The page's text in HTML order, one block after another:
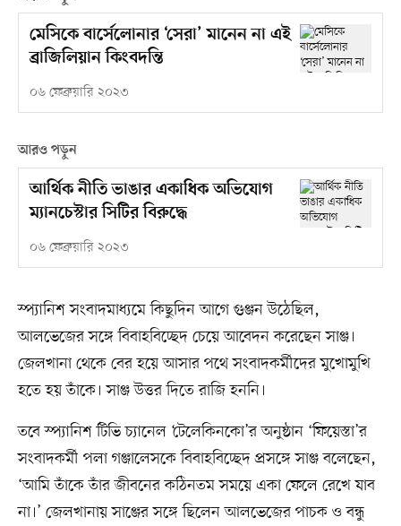
মেসিকে বার্সেলোনার ‘সেরা’ মানেন না এই
ব্রাজিলিয়ান কিংবদন্তি
০৬ ফেব্রুয়ারি ২০২৩
আরও পড়ুন
আর্থিক নীতি ভাঙার একাধিক অভিযোগ
ম্যানচেস্টার সিটির বিরুদ্ধে
০৬ ফেব্রুয়ারি ২০২৩
স্প্যানিশ সংবাদমাধ্যমে কিছুদিন আগে গুঞ্জন উঠেছিল,
আলভেজের সঙ্গে বিবাহবিচ্ছেদ চেয়ে আবেদন করেছেন সাঞ্জ।
জেলখানা থেকে বের হয়ে আসার পথে সংবাদকর্মীদের মুখোমুখি
হতে হয় তাঁকে। সাঞ্জ উত্তর দিতে রাজি হননি।
তবে স্প্যানিশ টিভি চ্যানেল ‘টেলেকিনকো’র অনুষ্ঠান ‘ফিয়েস্তা’র
সংবাদকর্মী পলা গঞ্জালেসকে বিবাহবিচ্ছেদ প্রসঙ্গে সাঞ্জ বলেছেন,
‘আমি তাঁকে তাঁর জীবনের কঠিনতম সময়ে একা ফেলে রেখে যাব
না।’ জেলখানায় সাঞ্জের সঙ্গে ছিলেন আলভেজের পাচক ও বন্ধু